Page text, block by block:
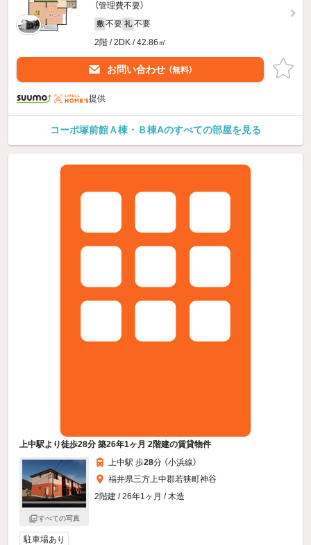
（管理費不要）
敷 不要 礼 不要
2階 / 2DK / 42.86㎡
お問い合わせ （無料）
提供
コーポ塚前館Ａ棟・Ｂ棟Aのすべての部屋を見る
上中駅より徒歩28分 築26年1ヶ月 2階建の賃貸物件
すべての写真
上中駅 歩28分 （小浜線）
福井県三方上中郡若狭町神谷
2階建 / 26年1ヶ月 / 木造
駐車場あり